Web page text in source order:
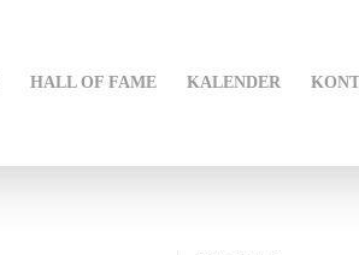
HALL OF FAME KALENDER